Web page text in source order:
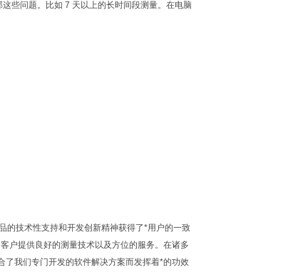
些问题。比如 7 天以上的长时间段测量。在电脑
的技术性支持和开发创新精神获得了*用户的一致
户提供良好的测量技术以及方位的服务。在诸多
我们专门开发的软件解决方案而发挥着*的功效